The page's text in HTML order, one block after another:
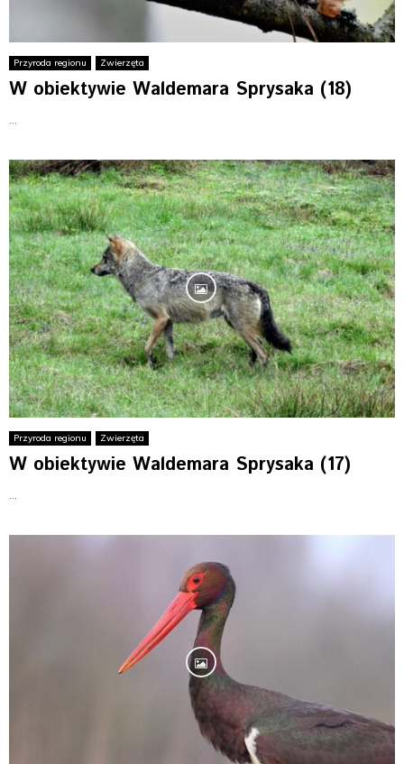
Przyroda regionu Zwierzęta
W obiektywie Waldemara Sprysaka (18)
...
Przyroda regionu Zwierzęta
W obiektywie Waldemara Sprysaka (17)
...